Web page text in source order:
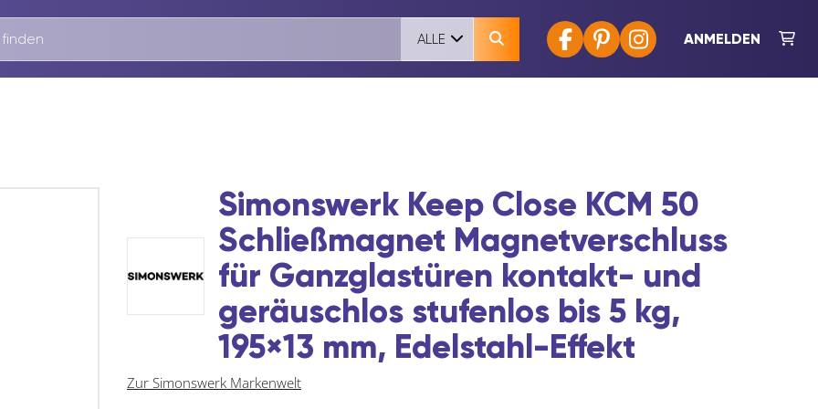
ANMELDEN
ALLE
Simonswerk Keep Close KCM 50
Schließmagnet Magnetverschluss
für Ganzglastüren kontakt- und
geräuschlos stufenlos bis 5 kg,
195×13 mm, Edelstahl-Effekt
Zur Simonswerk Markenwelt